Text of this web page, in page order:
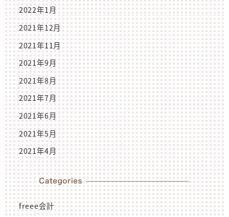
2022年1月
2021年12月
2021年11月
2021年9月
2021年8月
2021年7月
2021年6月
2021年5月
2021年4月
freee会計